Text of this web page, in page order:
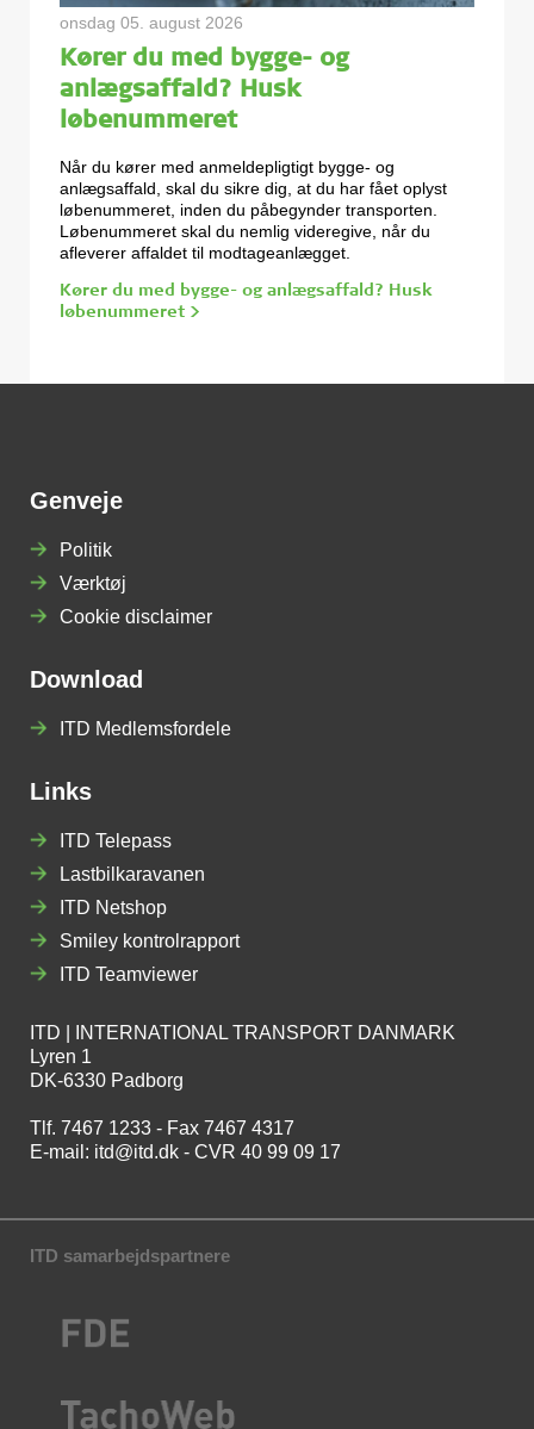
onsdag 05. august 2026
Kører du med bygge- og
anlægsaffald? Husk
løbenummeret
Når du kører med anmeldepligtigt bygge- og
anlægsaffald, skal du sikre dig, at du har fået oplyst
løbenummeret, inden du påbegynder transporten.
Løbenummeret skal du nemlig videregive, når du
afleverer affaldet til modtageanlægget.
Kører du med bygge- og anlægsaffald? Husk
løbenummeret >
Genveje
Politik
Værktøj
Cookie disclaimer
Download
ITD Medlemsfordele
Links
ITD Telepass
Lastbilkaravanen
ITD Netshop
Smiley kontrolrapport
ITD Teamviewer
ITD | INTERNATIONAL TRANSPORT DANMARK
Lyren 1
DK-6330 Padborg
Tlf. 7467 1233 - Fax 7467 4317
E-mail: itd@itd.dk - CVR 40 99 09 17
ITD samarbejdspartnere